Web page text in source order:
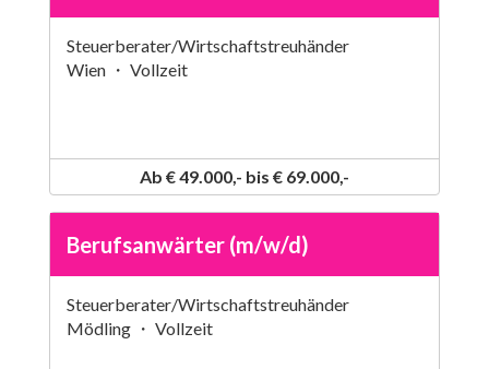
Steuerberater/Wirtschaftstreuhänder
Wien ・ Vollzeit
Ab € 49.000,- bis € 69.000,-
Berufsanwärter (m/w/d)
Steuerberater/Wirtschaftstreuhänder
Mödling ・ Vollzeit